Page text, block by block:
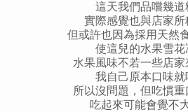
這天我們品嚐幾道
實際感覺也與店家所
但或許也因為採用天然
使這兒的水果雪花
水果風味不若一些店家
我自己原本口味就
所以沒問題，但吃慣重
吃起來可能會覺不